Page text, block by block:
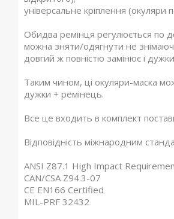
універсальне кріплення
Обидва ремінця регулюється по
можна зняти/одягнути не
довгий ж повністю замінює і
Таким чином, ці окуляри-маска
дужки + ремінець.
Все це входить в комплект
Відповідність міжнародним
ANSI Z87.1 High Impact
CAN/CSA Z94.3-07
CE EN166 Certified
MIL-PRF 32432